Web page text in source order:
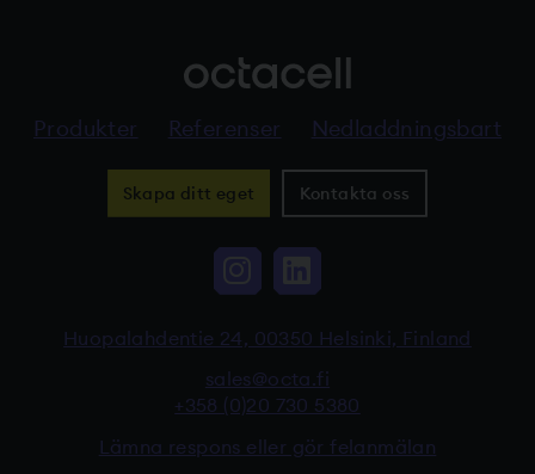
Produkter Referenser Nedladdningsbart
Skapa ditt eget Kontakta oss
Instagram, Linkki
LinkedIn, Linkki
Huopalahdentie 24, 00350 Helsinki, Finland
sales@octa.fi
+358 (0)20 730 5380
Lämna respons eller gör felanmälan